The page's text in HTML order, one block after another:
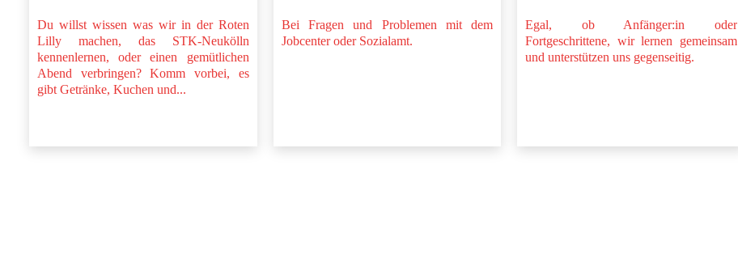
Du willst wissen was wir in der Roten
Lilly machen, das STK-Neukölln
kennenlernen, oder einen gemütlichen
Abend verbringen? Komm vorbei, es
gibt Getränke, Kuchen und...
Bei Fragen und Problemen mit dem
Jobcenter oder Sozialamt.
Egal, ob Anfänger:in oder
Fortgeschrittene, wir lernen gemeinsam
und unterstützen uns gegenseitig.